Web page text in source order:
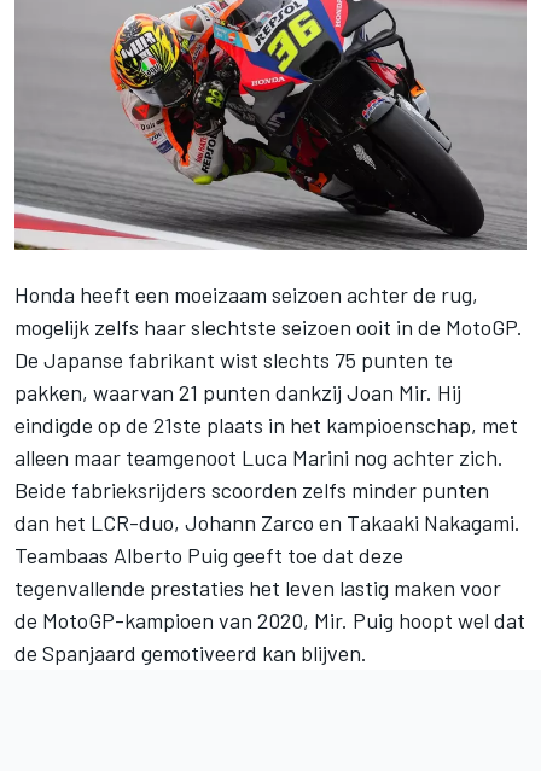
Honda heeft een moeizaam seizoen achter de rug,
mogelijk zelfs haar slechtste seizoen ooit in de MotoGP.
De Japanse fabrikant wist slechts 75 punten te
pakken, waarvan 21 punten dankzij Joan Mir. Hij
eindigde op de 21ste plaats in het kampioenschap, met
alleen maar teamgenoot Luca Marini nog achter zich.
Beide fabrieksrijders scoorden zelfs minder punten
dan het LCR-duo, Johann Zarco en Takaaki Nakagami.
Teambaas Alberto Puig geeft toe dat deze
tegenvallende prestaties het leven lastig maken voor
de MotoGP-kampioen van 2020, Mir. Puig hoopt wel dat
de Spanjaard gemotiveerd kan blijven.